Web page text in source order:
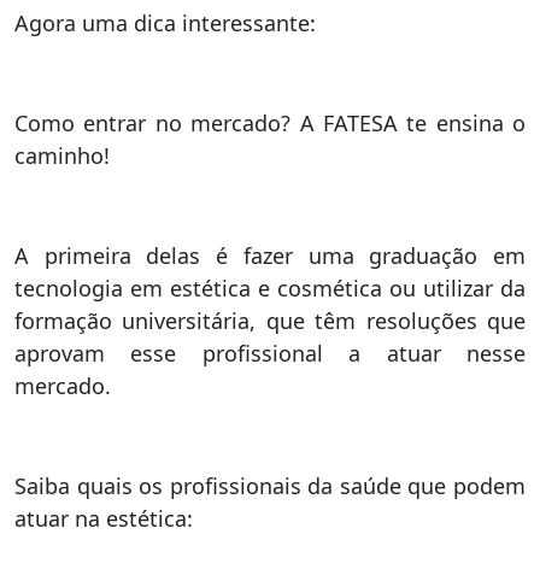
Agora uma dica interessante:
Como entrar no mercado? A FATESA te ensina o
caminho!
A primeira delas é fazer uma graduação em
tecnologia em estética e cosmética ou utilizar da
formação universitária, que têm resoluções que
aprovam esse profissional a atuar nesse
mercado.
Saiba quais os profissionais da saúde que podem
atuar na estética: